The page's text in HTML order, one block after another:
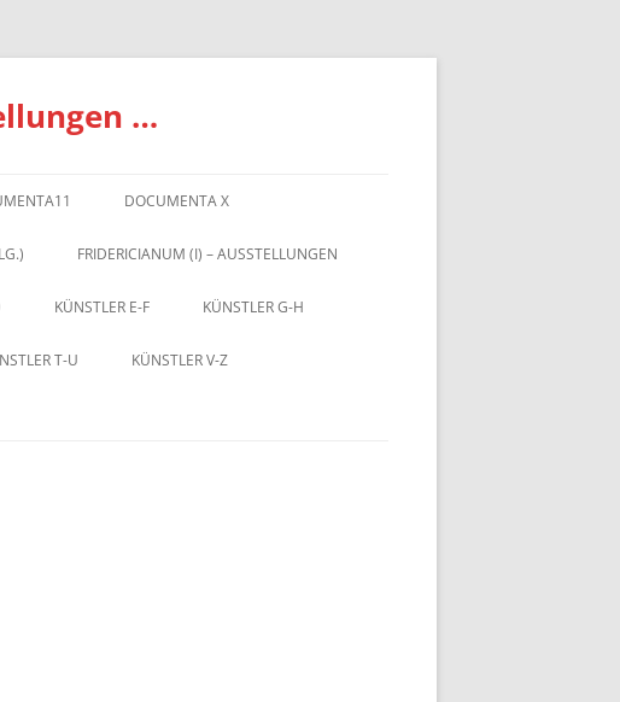
…
DOCUMENTA X
FRIDERICIANUM (I) – AUSSTELLUNGEN
KÜNSTLER E-F KÜNSTLER G-H
T-U KÜNSTLER V-Z